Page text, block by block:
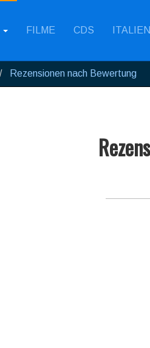
FILME CDS ITALIEN
Rezensionen nach Bewertung